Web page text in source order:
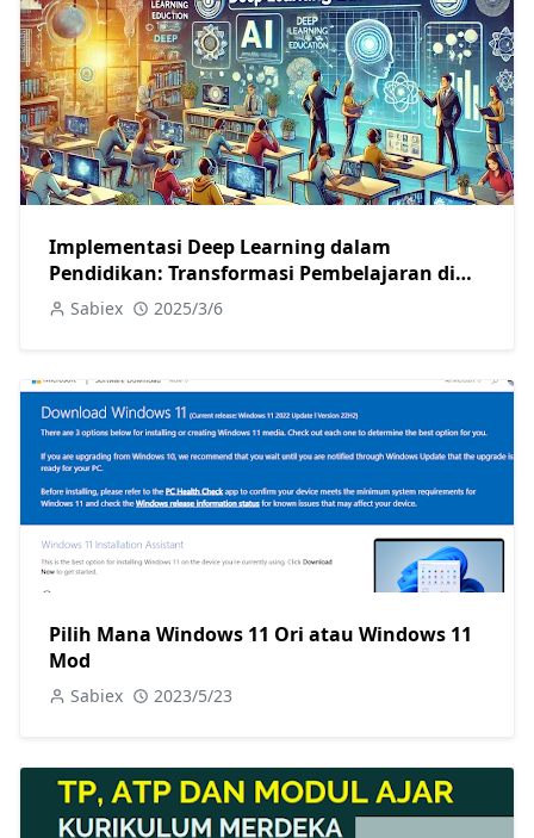
Implementasi Deep Learning dalam
Pendidikan: Transformasi Pembelajaran di
Era Digital
Sabiex 2025/3/6
Pilih Mana Windows 11 Ori atau Windows 11
Mod
Sabiex 2023/5/23